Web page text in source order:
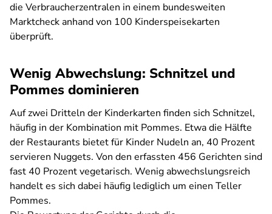
die Verbraucherzentralen in einem bundesweiten
Marktcheck anhand von 100 Kinderspeisekarten
überprüft.
Wenig Abwechslung: Schnitzel und
Pommes dominieren
Auf zwei Dritteln der Kinderkarten finden sich Schnitzel,
häufig in der Kombination mit Pommes. Etwa die Hälfte
der Restaurants bietet für Kinder Nudeln an, 40 Prozent
servieren Nuggets. Von den erfassten 456 Gerichten sind
fast 40 Prozent vegetarisch. Wenig abwechslungsreich
handelt es sich dabei häufig lediglich um einen Teller
Pommes.